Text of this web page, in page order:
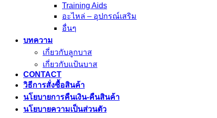
Training Aids
อะไหล่ – อุปกรณ์เสริม
อื่นๆ
บทความ
เกี่ยวกับลูกบาส
เกี่ยวกับแป้นบาส
CONTACT
วิธีการสั่งซื้อสินค้า
นโยบายการคืนเงิน-คืนสินค้า
นโยบายความเป็นส่วนตัว